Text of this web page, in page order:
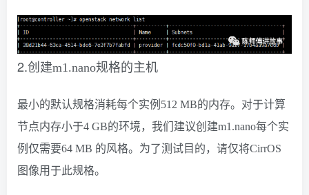
2.创建m1.nano规格的主机
最小的默认规格消耗每个实例512 MB的内存。对于计算
节点内存小于4 GB的环境，我们建议创建m1.nano每个实
例仅需要64 MB 的风格。为了测试目的，请仅将CirrOS
图像用于此规格。